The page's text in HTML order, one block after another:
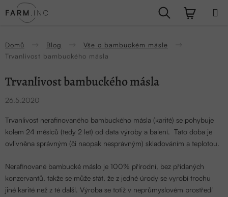
na
Hledat
Domů Blog
Vše o bambuckém másle
Trvanlivost bambuckého másla
Trvanlivost bambuckého másla
26.5.2020
Trvanlivost nerafinovaného bambuckého másla (karité) se pohybuje
kolem 24 měsíců (tedy 2 let) od data výroby a balení. Tato doba je
ovlivněna správným (či naopak nesprávným) skladováním a teplotou.
Nerafinované bambucké máslo je 100% přírodní, bez přidaných
konzervantů, takže se může stát, že z jedné úrody se vyrobí trochu
jiné karité než z té další. Výroba se totiž v neprůmyslovém prostředí